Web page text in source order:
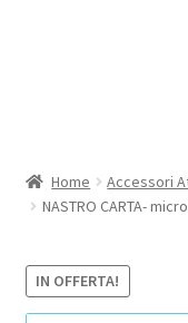
Pagamento
Privacy Policy
Home Accessori
NASTRO CARTA-
IN OFFERTA!